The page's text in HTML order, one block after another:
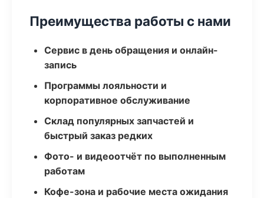
Преимущества работы с нами
Сервис в день обращения и онлайн-
запись
Программы лояльности и
корпоративное обслуживание
Склад популярных запчастей и
быстрый заказ редких
Фото- и видеоотчёт по выполненным
работам
Кофе-зона и рабочие места ожидания